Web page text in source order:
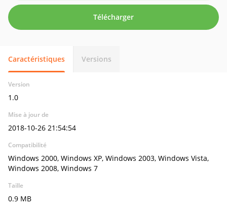
Télécharger
Caractéristiques Versions
Version
1.0
Mise à jour de
2018-10-26 21:54:54
Compatibilité
Windows 2000, Windows XP, Windows 2003, Windows Vista,
Windows 2008, Windows 7
Taille
0.9 MB